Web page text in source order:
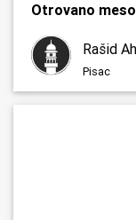
Otrovano meso
Rašid
Pisac